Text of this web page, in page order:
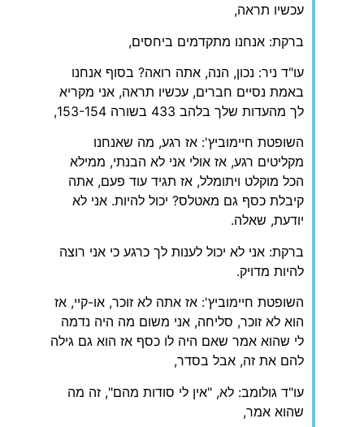
עכשיו תראה,
ברקת: אנחנו מתקדמים ביחסים,
עו"ד ניר: נכון, הנה, אתה רואה? בסוף אנחנו
באמת נסיים חברים, עכשיו תראה, אני מקריא
לך מהעדות שלך בלהב 433 בשורה 153-154,
השופטת חיימוביץ': אז רגע, מה שאנחנו
מקליטים רגע, אז אולי אני לא הבנתי, ממילא
הכל מוקלט ויתומלל, אז תגיד עוד פעם, אתה
קיבלת כסף גם מאטלס? יכול להיות. אני לא
יודעת, שאלה.
ברקת: אני לא יכול לענות לך כרגע כי אני רוצה
להיות מדויק.
השופטת חיימוביץ': אז אתה לא זוכר, או-קיי, אז
הוא לא זוכר, סליחה, אני משום מה היה נדמה
לי שהוא אמר שאם היה לו כסף אז הוא גם גילה
להם את זה, אבל בסדר,
עו"ד גולומב: לא, "אין לי סודות מהם", זה מה
שהוא אמר,